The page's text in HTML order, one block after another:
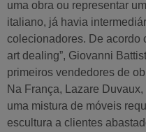
uma obra ou representar
italiano, já havia
colecionadores. De acordo
art dealing”, Giovanni
primeiros vendedores de
Na França, Lazare Duvaux,
uma mistura de móveis
escultura a clientes